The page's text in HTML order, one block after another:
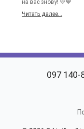
на вас знову! 💛💙
Читать далее...
097 140-